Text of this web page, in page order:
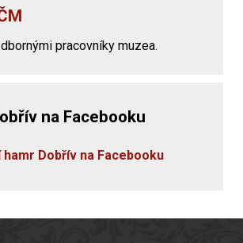
pracovníky muzea.
na Facebooku
hamr Dobřív na Facebooku